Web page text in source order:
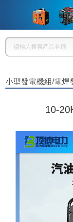
小型發電機組/電焊
10-